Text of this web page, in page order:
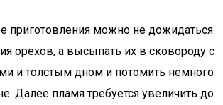
приготовления можно не дожидаться
орехов, а высыпать их в сковороду с
и толстым дном и потомить немного
Далее пламя требуется увеличить до